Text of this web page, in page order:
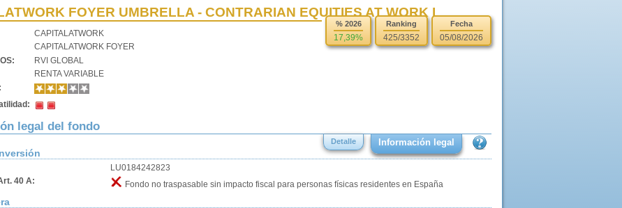
FOYER UMBRELLA - CONTRARIAN EQUITIES AT WORK I
CAPITALATWORK
CAPITALATWORK FOYER
RVI GLOBAL
RENTA VARIABLE
% 2026
17,39%
Ranking
425/3352
Fecha
05/08/2026
legal del fondo
Detalle Información legal
LU0184242823
40 A:
Fondo no traspasable sin impacto fiscal para personas físicas residentes en España